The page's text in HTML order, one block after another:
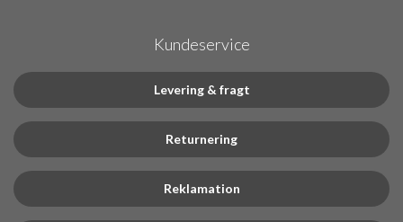
Kundeservice
Levering & fragt
Returnering
Reklamation